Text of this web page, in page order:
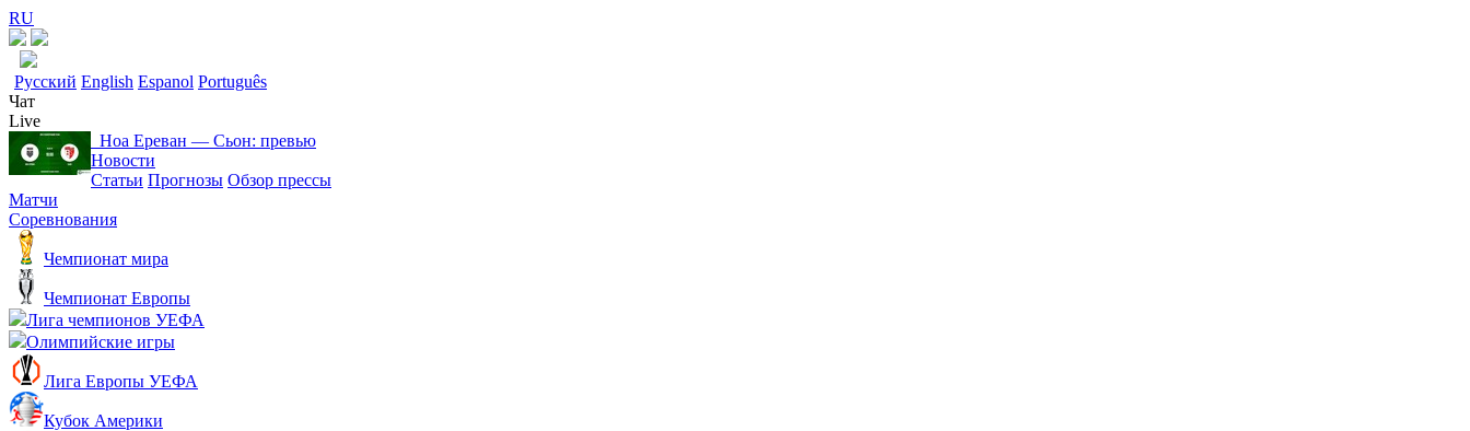
RU
Русский English Espanol Português
Чат
Live
Ноа Ереван ― Сьон: превью
Новости
Статьи Прогнозы Обзор прессы
Матчи
Соревнования
Чемпионат мира
Чемпионат Европы
Лига чемпионов УЕФА
Олимпийские игры
Лига Европы УЕФА
Кубок Америки